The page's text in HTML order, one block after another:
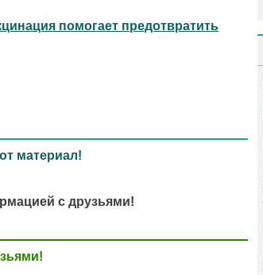
помогает предотвратить
материал!
с друзьями!